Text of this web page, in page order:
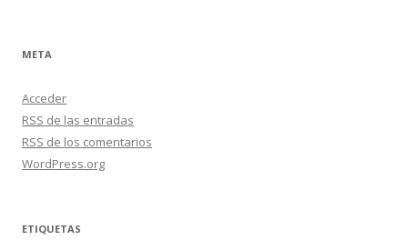
META
Acceder
RSS de las entradas
RSS de los comentarios
WordPress.org
ETIQUETAS